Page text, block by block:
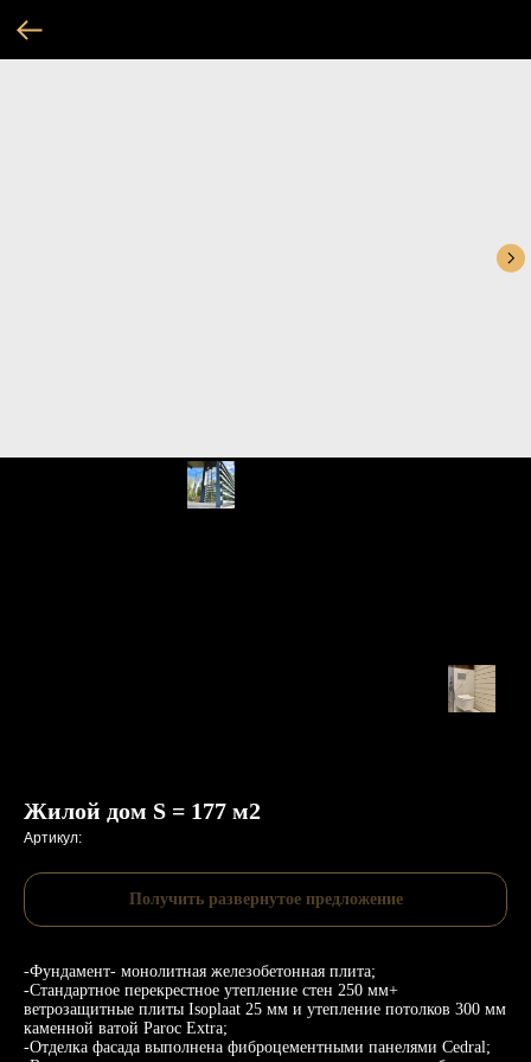
Жилой дом S = 177 м2
Артикул:
Получить развернутое предложение
-Фундамент- монолитная железобетонная плита;
-Стандартное перекрестное утепление стен 250 мм+
ветрозащитные плиты Isoplaat 25 мм и утепление потолков 300 мм
каменной ватой Paroc Extra;
-Отделка фасада выполнена фиброцементными панелями Cedral;